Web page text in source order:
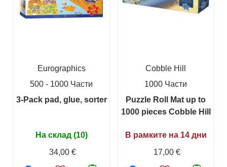
Eurographics
500 - 1000 Части
3-Pack pad, glue, sorter
На склад (10)
34,00 €
Cobble Hill
1000 Части
Puzzle Roll Mat up to
1000 pieces Cobble Hill
В рамките на 14 дни
17,00 €